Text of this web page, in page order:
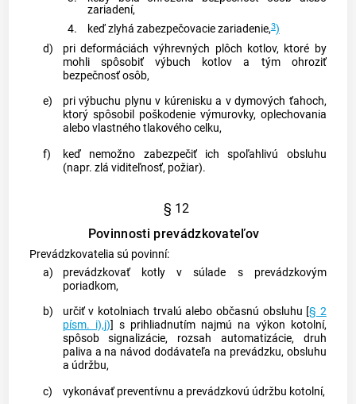
zariadení,
4.
keď zlyhá zabezpečovacie zariadenie,3)
d)
pri deformáciách výhrevných plôch kotlov, ktoré by
mohli spôsobiť výbuch kotlov a tým ohroziť
bezpečnosť osôb,
e)
pri výbuchu plynu v kúrenisku a v dymových ťahoch,
ktorý spôsobil poškodenie výmurovky, oplechovania
alebo vlastného tlakového celku,
f)
keď nemožno zabezpečiť ich spoľahlivú obsluhu
(napr. zlá viditeľnosť, požiar).
§ 12
Povinnosti prevádzkovateľov
Prevádzkovatelia sú povinní:
a)
prevádzkovať kotly v súlade s prevádzkovým
poriadkom,
b)
určiť v kotolniach trvalú alebo občasnú obsluhu [§ 2
písm. i),j)] s prihliadnutím najmú na výkon kotolní,
spôsob signalizácie, rozsah automatizácie, druh
paliva a na návod dodávateľa na prevádzku, obsluhu
a údržbu,
c)
vykonávať preventívnu a prevádzkovú údržbu kotolní,